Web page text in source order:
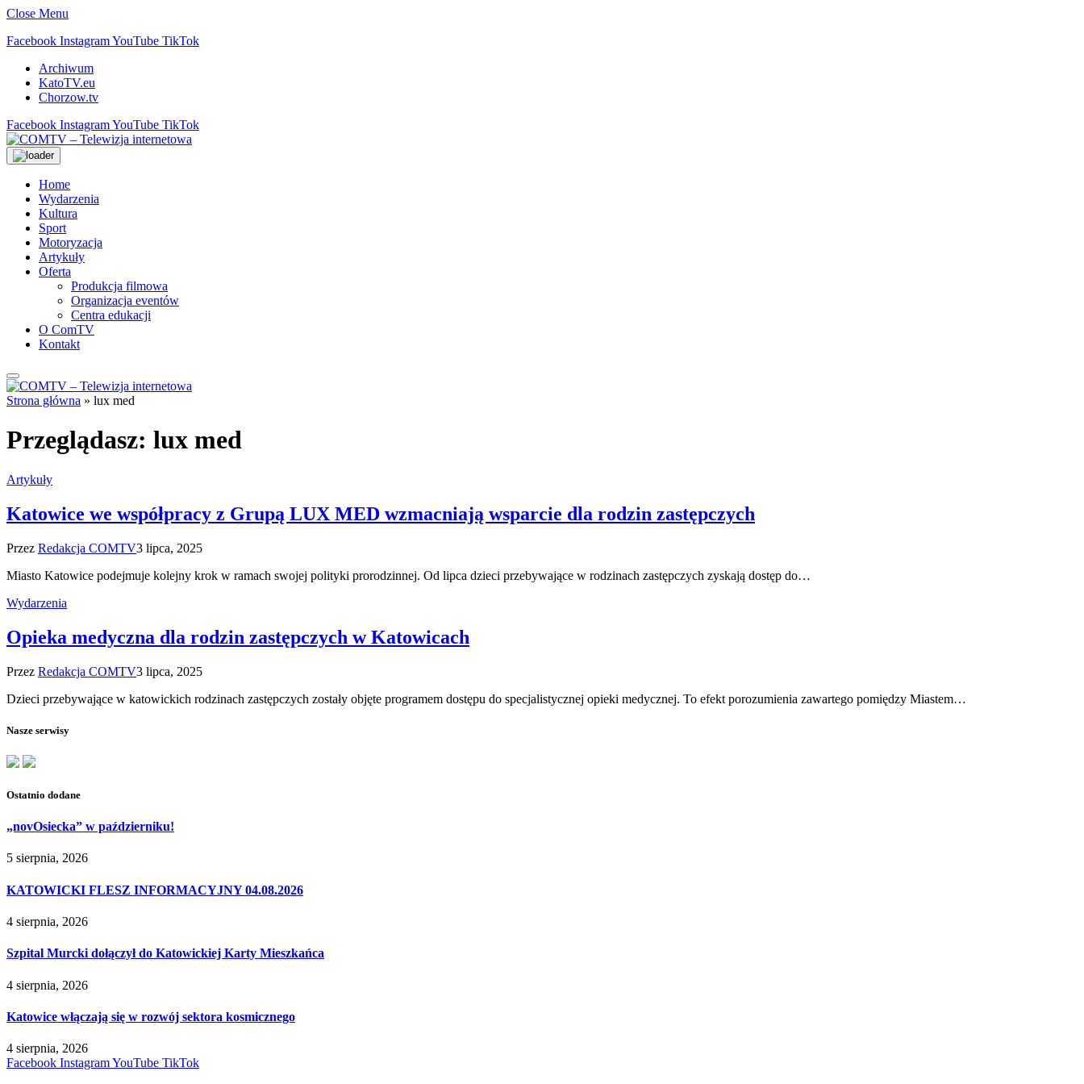
Close Menu
Facebook InstagramYouTube TikTok
Archiwum
KatoTV.eu
Chorzow.tv
Facebook InstagramYouTube TikTok
Home
Wydarzenia
Kultura
Sport
Motoryzacja
Artykuły
Oferta
Produkcja filmowa
Organizacja eventów
Centra edukacji
O ComTV
Kontakt
Strona główna » lux med
Przeglądasz: lux med
Artykuły
Katowice we współpracy z Grupą LUX MED wzmacniają wsparcie dla rodzin zastępczych
Przez Redakcja COMTV3 lipca, 2025
Miasto Katowice podejmuje kolejny krok w ramach swojej polityki prorodzinnej. Od lipca dzieci przebywające w rodzinach zastępczych zyskają dostęp do…
Wydarzenia
Opieka medyczna dla rodzin zastępczych w Katowicach
Przez Redakcja COMTV3 lipca, 2025
Dzieci przebywające w katowickich rodzinach zastępczych zostały objęte programem dostępu do specjalistycznej opieki medycznej. To efekt porozumienia zawartego pomiędzy Miastem…
Nasze serwisy
Ostatnio dodane
„novOsiecka” w październiku!
5 sierpnia, 2026
KATOWICKI FLESZ INFORMACYJNY 04.08.2026
4 sierpnia, 2026
Szpital Murcki dołączył do Katowickiej Karty Mieszkańca
4 sierpnia, 2026
Katowice włączają się w rozwój sektora kosmicznego
4 sierpnia, 2026
Facebook InstagramYouTube TikTok